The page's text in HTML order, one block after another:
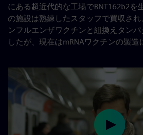
にある超近代的な工場でBNT162b2を
の施設は熟練したスタッフで買収さ
ンフルエンザワクチンと組換えタン
したが、現在はmRNAワクチンの製造
Play